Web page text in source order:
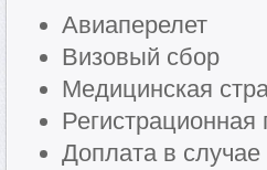
Авиаперелет
Визовый сбор
Медицинская
Доплата в